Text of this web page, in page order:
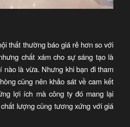
thất thường báo giá rẻ hơn so với
chất xám cho sự sáng tạo là
nào là vừa. Nhưng khi bạn đi tham
cũng nên khảo sát về cam kết
lợi ích mà công ty đó mang lại
lượng cũng tương xứng với giá